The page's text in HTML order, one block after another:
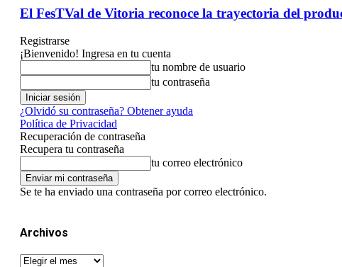
El FesTVal de Vitoria reconoce la trayectoria del
Registrarse
¡Bienvenido! Ingresa en tu cuenta
tu nombre de usuario
tu contraseña
¿Olvidó su contraseña? Obtener ayuda
Política de Privacidad
Recuperación de contraseña
Recupera tu contraseña
tu correo electrónico
Se te ha enviado una contraseña por correo electrónico.
Archivos
Archivos